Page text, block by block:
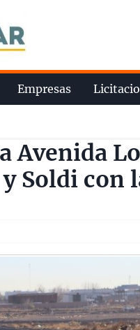
Empresas
Avenida
Soldi con